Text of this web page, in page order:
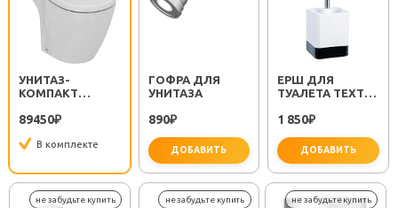
УНИТАЗ-
КОМПАКТ
E119501
89450₽
В комплекте
важно для установки
ГОФРА ДЛЯ
УНИТАЗА
890₽
ДОБАВИТЬ
не
ЕРШ ДЛЯ
ТУАЛЕТА TEXT
1 850₽
ДОБАВИТЬ